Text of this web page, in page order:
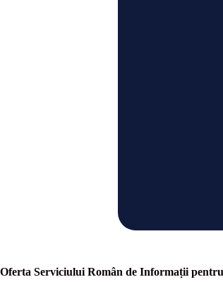
Oferta Serviciului Român de Informații